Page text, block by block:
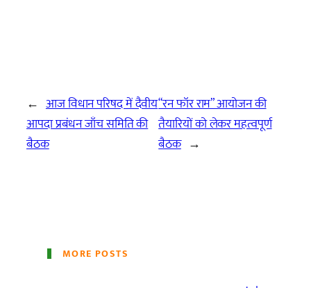
← आज विधान परिषद में दैवीय
आपदा प्रबंधन जाँच समिति की
बैठक
“रन फॉर राम” आयोजन की
तैयारियों को लेकर महत्वपूर्ण
बैठक →
MORE POSTS